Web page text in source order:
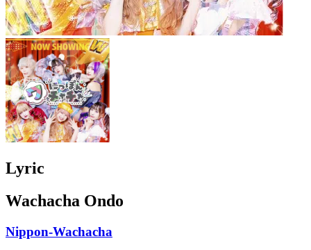
Lyric
Wachacha Ondo
Nippon-Wachacha